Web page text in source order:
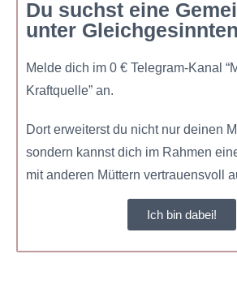
Du suchst eine
unter
Melde dich im 0 € Telegram-Kanal
Kraftquelle” an.
Dort erweiterst du nicht nur deinen
sondern kannst dich im Rahmen
mit anderen Müttern vertrauensvoll
Ich bin dabei!